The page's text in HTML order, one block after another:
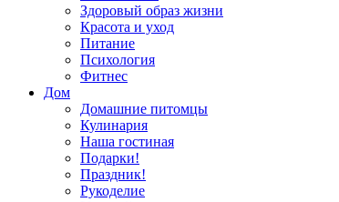
Здоровый образ жизни
Красота и уход
Питание
Психология
Фитнес
Дом
Домашние питомцы
Кулинария
Наша гостиная
Подарки!
Праздник!
Рукоделие